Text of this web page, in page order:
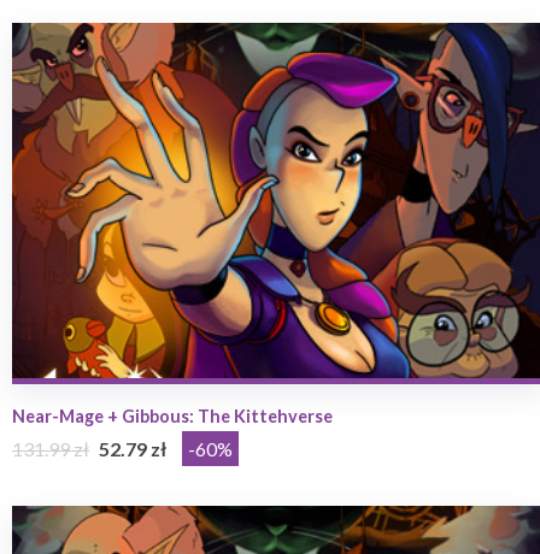
Near-Mage + Gibbous: The Kittehverse
131.99 zł 52.79 zł -60%